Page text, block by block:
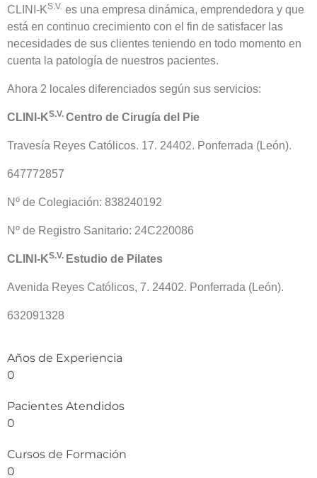
CLINI-KS.V. es una empresa dinámica, emprendedora y que
está en continuo crecimiento con el fin de satisfacer las
necesidades de sus clientes teniendo en todo momento en
cuenta la patología de nuestros pacientes.
Ahora 2 locales diferenciados según sus servicios:
CLINI-KS.V. Centro de Cirugía del Pie
Travesía Reyes Católicos. 17. 24402. Ponferrada (León).
647772857
Nº de Colegiación: 838240192
Nº de Registro Sanitario: 24C220086
CLINI-KS.V. Estudio de Pilates
Avenida Reyes Católicos, 7. 24402. Ponferrada (León).
632091328
Años de Experiencia
0
Pacientes Atendidos
0
Cursos de Formación
0